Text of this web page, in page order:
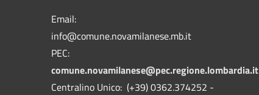
Email:
info@comune.novamilanese.mb.it
PEC:
comune.novamilanese@pec.regione.lombardia.it
Centralino Unico: (+39) 0362.374252 -